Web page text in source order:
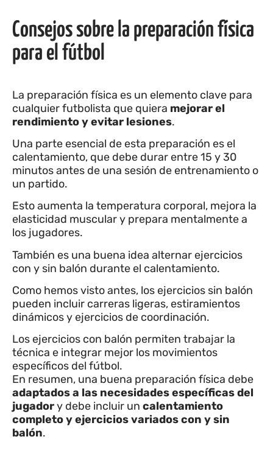
Consejos sobre la preparación física
para el fútbol
La preparación física es un elemento clave para
cualquier futbolista que quiera mejorar el
rendimiento y evitar lesiones.
Una parte esencial de esta preparación es el
calentamiento, que debe durar entre 15 y 30
minutos antes de una sesión de entrenamiento o
un partido.
Esto aumenta la temperatura corporal, mejora la
elasticidad muscular y prepara mentalmente a
los jugadores.
También es una buena idea alternar ejercicios
con y sin balón durante el calentamiento.
Como hemos visto antes, los ejercicios sin balón
pueden incluir carreras ligeras, estiramientos
dinámicos y ejercicios de coordinación.
Los ejercicios con balón permiten trabajar la
técnica e integrar mejor los movimientos
específicos del fútbol.
En resumen, una buena preparación física debe
adaptados a las necesidades específicas del
jugadory debe incluir un calentamiento
completo y ejercicios variados con y sin
balón.